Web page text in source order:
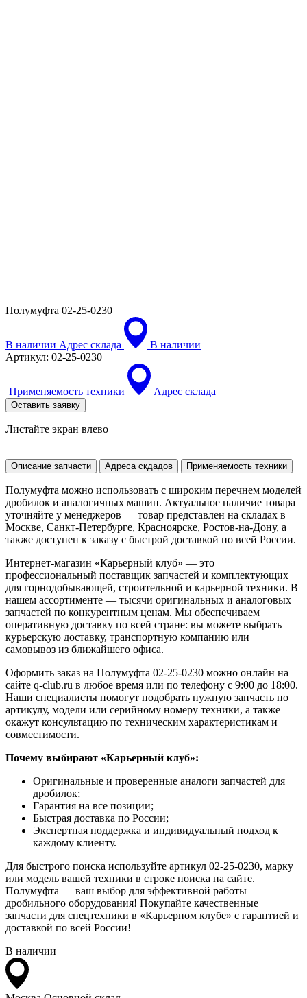
Полумуфта 02-25-0230
В наличии Адрес склада
В наличии
Артикул: 02-25-0230
Применяемость техники Адрес склада
Оставить заявку
Листайте экран влево
Описание запчасти Адреса скдадов Применяемость техники
Полумуфта можно использовать с широким перечнем моделей
дробилок и аналогичных машин. Актуальное наличие товара
уточняйте у менеджеров — товар представлен на складах в
Москве, Санкт-Петербурге, Красноярске, Ростов-на-Дону, а
также доступен к заказу с быстрой доставкой по всей России.
Интернет-магазин «Карьерный клуб» — это
профессиональный поставщик запчастей и комплектующих
для горнодобывающей, строительной и карьерной техники. В
нашем ассортименте — тысячи оригинальных и аналоговых
запчастей по конкурентным ценам. Мы обеспечиваем
оперативную доставку по всей стране: вы можете выбрать
курьерскую доставку, транспортную компанию или
самовывоз из ближайшего офиса.
Оформить заказ на Полумуфта 02-25-0230 можно онлайн на
сайте q-club.ru в любое время или по телефону с 9:00 до 18:00.
Наши специалисты помогут подобрать нужную запчасть по
артикулу, модели или серийному номеру техники, а также
окажут консультацию по техническим характеристикам и
совместимости.
Почему выбирают «Карьерный клуб»:
Оригинальные и проверенные аналоги запчастей для
дробилок;
Гарантия на все позиции;
Быстрая доставка по России;
Экспертная поддержка и индивидуальный подход к
каждому клиенту.
Для быстрого поиска используйте артикул 02-25-0230, марку
или модель вашей техники в строке поиска на сайте.
Полумуфта — ваш выбор для эффективной работы
дробильного оборудования! Покупайте качественные
запчасти для спецтехники в «Карьерном клубе» с гарантией и
доставкой по всей России!
В наличии